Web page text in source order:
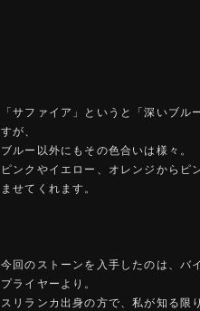
「サファイア」というと「深いブル
すが、
ブルー以外にもその色合いは様々。
ピンクやイエロー、オレンジからピ
ませてくれます。
今回のストーンを入手したのは、バ
プライヤーより。
スリランカ出身の方で、私が知る限